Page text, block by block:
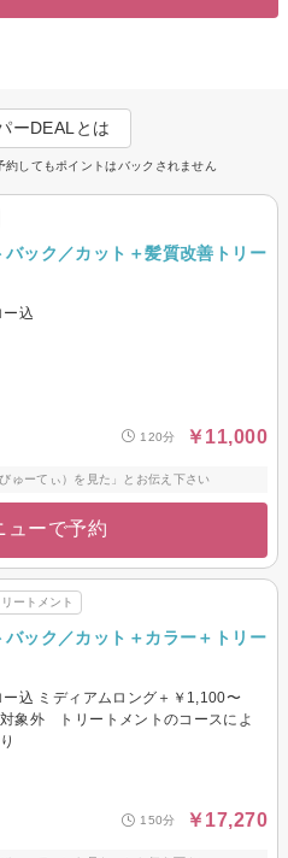
ーDEALとは
してもポイントはバックされません
ック／カット＋髪質改善トリー
ー込
120分 ￥11,000
ゅーてぃ）を見た」とお伝え下さい
ューで予約
リートメント
ック／カット＋カラー＋トリー
ー込 ミディアムロング＋￥1,100〜
象外 トリートメントのコースによ
150分 ￥17,270